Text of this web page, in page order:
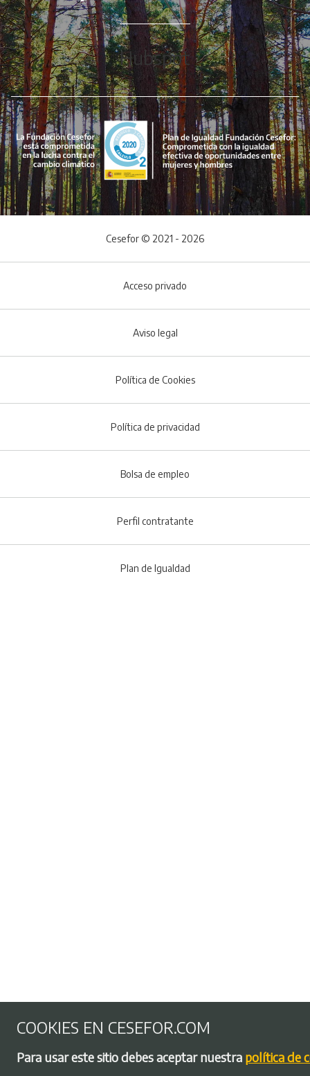
Hubspot
Cesefor © 2021 - 2026
Acceso privado
Aviso legal
Política de Cookies
Política de privacidad
Bolsa de empleo
Perfil contratante
Plan de Igualdad
COOKIES EN CESEFOR.COM
Para usar este sitio debes aceptar nuestra política de